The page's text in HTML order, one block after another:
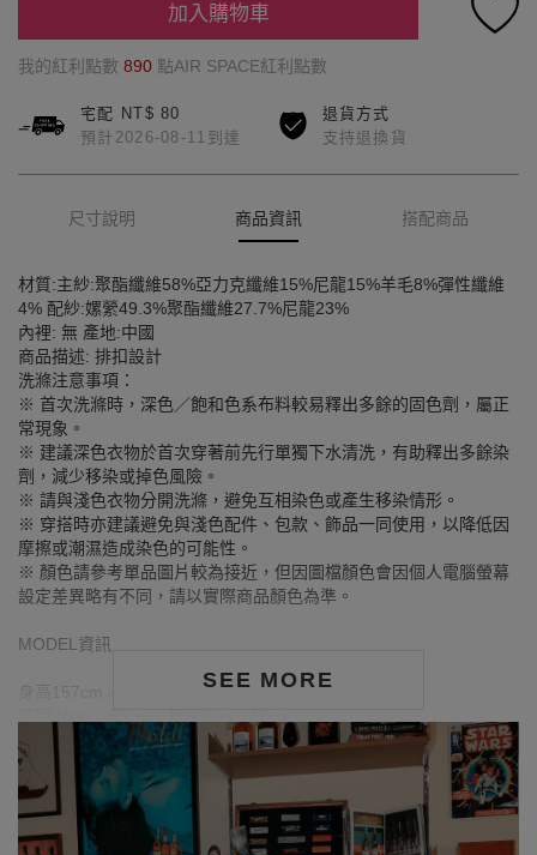
加入購物車
我的紅利點數 890 點AIR SPACE紅利點數
宅配 NT$ 80
預計2026-08-11到達
退貨方式
支持退換貨
尺寸說明 商品資訊 搭配商品
SEE MORE
材質:主紗:聚酯纖維58%亞力克纖維15%尼龍15%羊毛8%彈性纖維
4% 配紗:嫘縈49.3%聚酯纖維27.7%尼龍23%
內裡: 無 產地:中國
商品描述: 排扣設計
洗滌注意事項：
※ 首次洗滌時，深色／飽和色系布料較易釋出多餘的固色劑，屬正
常現象。
※ 建議深色衣物於首次穿著前先行單獨下水清洗，有助釋出多餘染
劑，減少移染或掉色風險。
※ 請與淺色衣物分開洗滌，避免互相染色或產生移染情形。
※ 穿搭時亦建議避免與淺色配件、包款、飾品一同使用，以降低因
摩擦或潮濕造成染色的可能性。
※ 顏色請參考單品圖片較為接近，但因圖檔顏色會因個人電腦螢幕
設定差異略有不同，請以實際商品顏色為準。
MODEL資訊
身高157cm／胸圍Bust：82cm
試穿報告：模特兒穿著S號
身高165cm／胸圍Bust：81cm
腰圍Waist：61cm／臀圍hips：87cm
試穿報告：模特兒穿著S號